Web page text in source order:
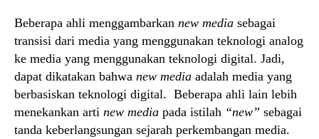
Beberapa ahli menggambarkan new media sebagai
transisi dari media yang menggunakan teknologi analog
ke media yang menggunakan teknologi digital. Jadi,
dapat dikatakan bahwa new media adalah media yang
berbasiskan teknologi digital. Beberapa ahli lain lebih
menekankan arti new media pada istilah “new” sebagai
tanda keberlangsungan sejarah perkembangan media.